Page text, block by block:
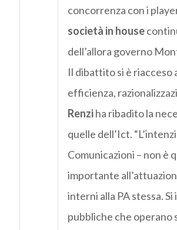
concorrenza con i
società in house
dell’allora governo
Il dibattito si è riacceso
efficienza,
Renziha ribadito la
quelle dell’Ict.
Comunicazioni – non è
importante
interni alla PA stessa.
pubbliche che